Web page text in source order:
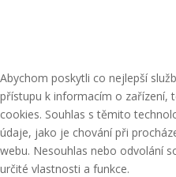
Abychom poskytli co nejlepší
přístupu k informacím o zařízení,
cookies. Souhlas s těmito
údaje, jako je chování při
webu. Nesouhlas nebo odvolání
určité vlastnosti a funkce.